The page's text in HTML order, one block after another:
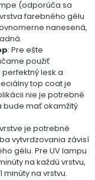
(odporúča sa
farebného gélu
nanesená,
: Pre ešte
použiť
lesk a
top coat je
nie je potrebné
bude mať okamžitý
je potrebné
vytvrdzovania závisí
gélu. Pre UV lampu
na každú vrstvu,
minúty na vrstvu.